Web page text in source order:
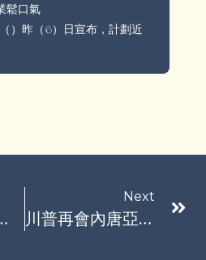
鬆口氣
）昨（6）日宣布，計劃近
對俄長程打擊
Next
川普再會內唐亞胡 希望敲定和平方案